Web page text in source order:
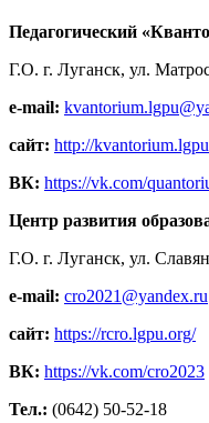
Педагогический
Г.О. г. Луганск, ул.
e-mail:
сайт: http://
ВК: https://vk.com/
Центр развития
Г.О. г. Луганск, ул.
e-mail: cro2021@yandex.ru
сайт: https://rcro.lgpu.org/
ВК: https://vk.com/cro2023
Тел.: (0642) 50-52-18